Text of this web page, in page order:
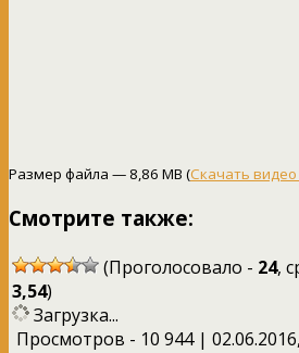
Размер файла — 8,86 MB (Скачать
Смотрите также:
(Проголосовало - 24,
3,54)
Загрузка...
Просмотров - 10 944 |